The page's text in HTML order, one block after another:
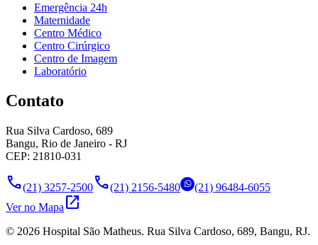
Emergência 24h
Maternidade
Centro Médico
Centro Cirúrgico
Centro de Imagem
Laboratório
Contato
Rua Silva Cardoso, 689
Bangu, Rio de Janeiro - RJ
CEP: 21810-031
call(21) 3257-2500call(21) 2156-5480
(21) 96484-6055
Ver no Mapa open_in_new
© 2026 Hospital São Matheus. Rua Silva Cardoso, 689, Bangu, RJ.